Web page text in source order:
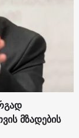
მზადების